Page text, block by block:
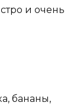
и очень
бананы,